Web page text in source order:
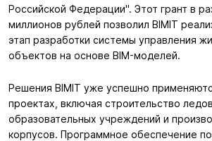
Российской Федерации". Этот грант в
миллионов рублей позволил BIMIT
этап разработки системы управления
объектов на основе BIM-моделей.
Решения BIMIT уже успешно
проектах, включая строительство
образовательных учреждений и
корпусов. Программное обеспечение